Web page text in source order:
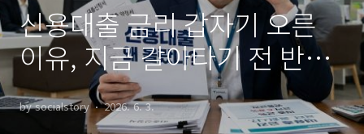
신용대출 금리 갑자기 오른
이유, 지금 갈아타기 전 반드
시 체크
by socialstory 2026. 6. 3.